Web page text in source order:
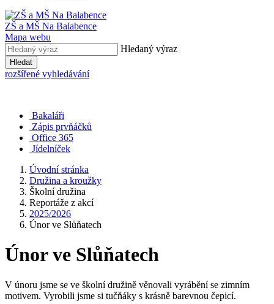
ZŠ a MŠ Na Balabence
Mapa webu
Hledaný výraz
Hledat
rozšířené vyhledávání
Bakaláři
Zápis prvňáčků
Office 365
Jídelníček
Úvodní stránka
Družina a kroužky
Školní družina
Reportáže z akcí
2025/2026
Únor ve Slůňatech
Únor ve Slůňatech
V únoru jsme se ve školní družině věnovali vyrábění se zimním
motivem. Vyrobili jsme si tučňáky s krásně barevnou čepicí.